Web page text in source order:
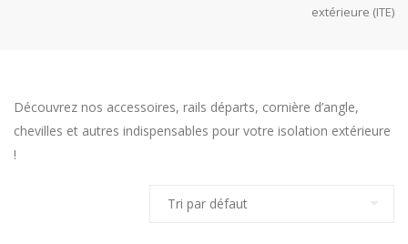
extérieure (ITE)
Découvrez nos accessoires, rails départs, cornière d’angle,
chevilles et autres indispensables pour votre isolation extérieure
!